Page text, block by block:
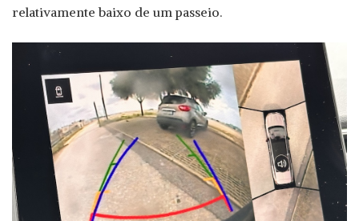
relativamente baixo de um passeio.